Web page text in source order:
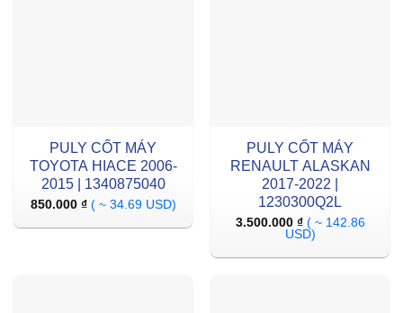
PULY CỐT MÁY
TOYOTA HIACE 2006-
2015 | 1340875040
850.000 ₫ ( ~ 34.69 USD)
PULY CỐT MÁY
RENAULT ALASKAN
2017-2022 |
1230300Q2L
3.500.000 ₫ ( ~ 142.86
USD)